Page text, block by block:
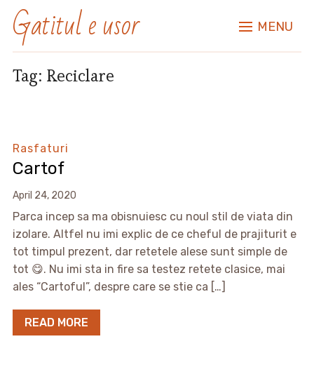
Gatitul e usor MENU
Tag: Reciclare
Rasfaturi
Cartof
April 24, 2020
Parca incep sa ma obisnuiesc cu noul stil de viata din
izolare. Altfel nu imi explic de ce cheful de prajiturit e
tot timpul prezent, dar retetele alese sunt simple de
tot 😋. Nu imi sta in fire sa testez retete clasice, mai
ales “Cartoful”, despre care se stie ca […]
READ MORE